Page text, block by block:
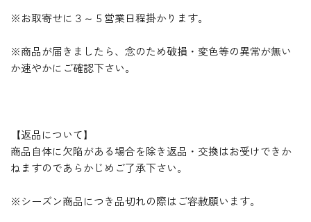
※お取寄せに３～５営業日程掛かります。
※商品が届きましたら、念のため破損・変色等の異常が無い
か速やかにご確認下さい。
【返品について】
商品自体に欠陥がある場合を除き返品・交換はお受けできか
ねますのであらかじめご了承下さい。
※シーズン商品につき品切れの際はご容赦願います。